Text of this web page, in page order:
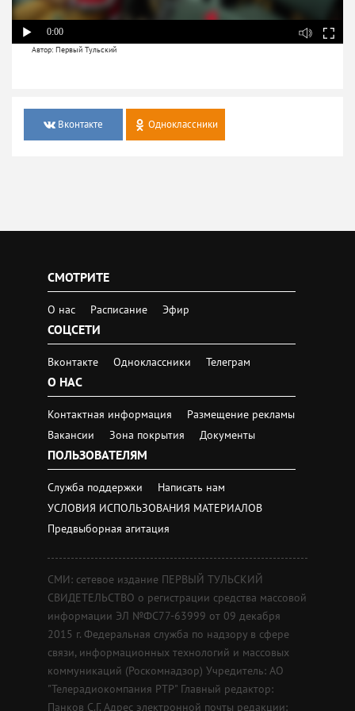
0:00
Автор: Первый Тульский
Вконтакте Одноклассники
СМОТРИТЕ
О нас Расписание Эфир
СОЦСЕТИ
Вконтакте Одноклассники Телеграм
О НАС
Контактная информация
Размещение рекламы
Вакансии
Зона покрытия Документы
ПОЛЬЗОВАТЕЛЯМ
Служба поддержки
Написать нам
УСЛОВИЯ ИСПОЛЬЗОВАНИЯ МАТЕРИАЛОВ
Предвыборная агитация
СМИ: сетевое издание ПЕРВЫЙ ТУЛЬСКИЙ
СВИДЕТЕЛЬСТВО о регистрации средства массовой
информации ЭЛ №ФС77-63999 от 09 декабря
2015 г. Федеральная служба по надзору в сфере
связи, информационных технологий и массовых
коммуникаций (Роскомнадзор) Учредитель: АО
"Телерадиокомпания РТР" Главный редактор:
Панков С.Г. Адрес электронной почты редакции: